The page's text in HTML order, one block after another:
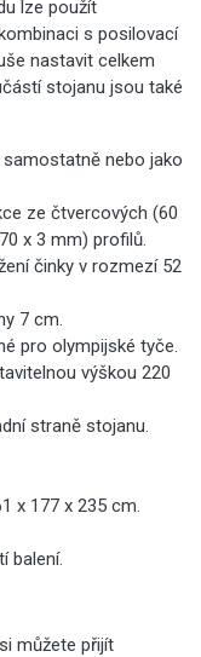
lze použít
s posilovací
nastavit celkem
stojanu jsou také
nebo jako
ze čtvercových (60
x 3 mm) profilů.
činky v rozmezí 52
7 cm.
pro olympijské tyče.
výškou 220
straně stojanu.
x 177 x 235 cm.
balení.
můžete přijít